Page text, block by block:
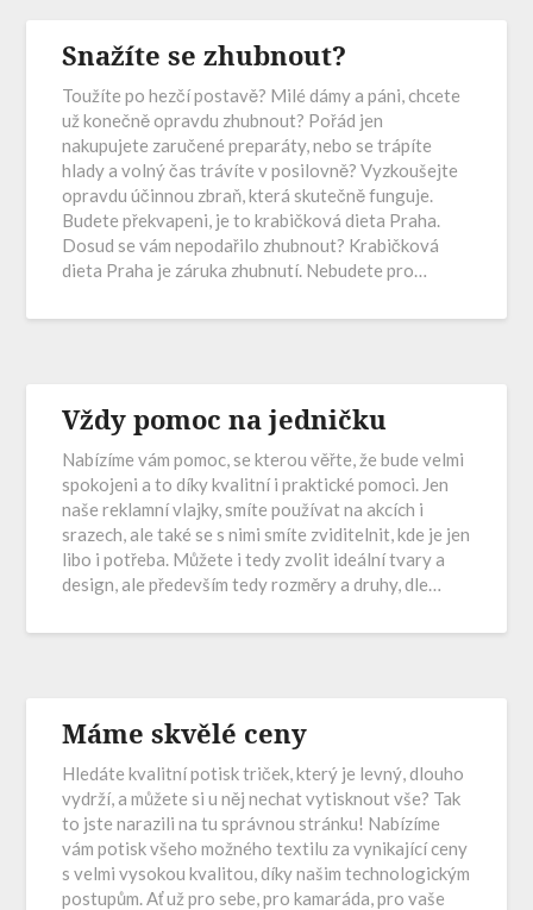
Snažíte se zhubnout?
Toužíte po hezčí postavě? Milé dámy a páni, chcete
už konečně opravdu zhubnout? Pořád jen
nakupujete zaručené preparáty, nebo se trápíte
hlady a volný čas trávíte v posilovně? Vyzkoušejte
opravdu účinnou zbraň, která skutečně funguje.
Budete překvapeni, je to krabičková dieta Praha.
Dosud se vám nepodařilo zhubnout? Krabičková
dieta Praha je záruka zhubnutí. Nebudete pro…
Vždy pomoc na jedničku
Nabízíme vám pomoc, se kterou věřte, že bude velmi
spokojeni a to díky kvalitní i praktické pomoci. Jen
naše reklamní vlajky, smíte používat na akcích i
srazech, ale také se s nimi smíte zviditelnit, kde je jen
libo i potřeba. Můžete i tedy zvolit ideální tvary a
design, ale především tedy rozměry a druhy, dle…
Máme skvělé ceny
Hledáte kvalitní potisk triček, který je levný, dlouho
vydrží, a můžete si u něj nechat vytisknout vše? Tak
to jste narazili na tu správnou stránku! Nabízíme
vám potisk všeho možného textilu za vynikající ceny
s velmi vysokou kvalitou, díky našim technologickým
postupům. Ať už pro sebe, pro kamaráda, pro vaše